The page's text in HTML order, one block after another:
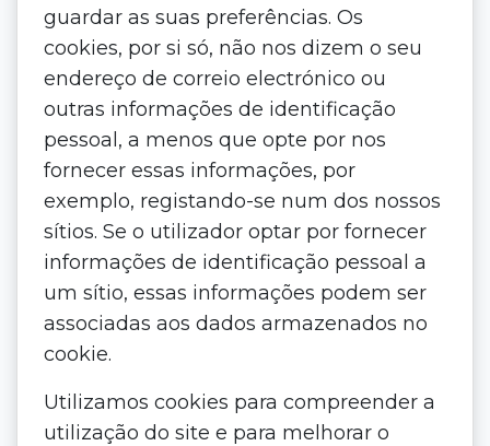
guardar as suas preferências. Os
cookies, por si só, não nos dizem o seu
endereço de correio electrónico ou
outras informações de identificação
pessoal, a menos que opte por nos
fornecer essas informações, por
exemplo, registando-se num dos nossos
sítios. Se o utilizador optar por fornecer
informações de identificação pessoal a
um sítio, essas informações podem ser
associadas aos dados armazenados no
cookie.
Utilizamos cookies para compreender a
utilização do site e para melhorar o